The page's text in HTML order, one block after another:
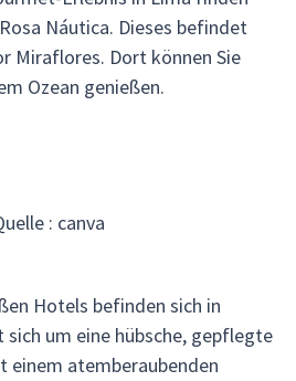
Náutica. Dieses befindet
Miraflores. Dort können Sie
Ozean genießen.
: canva
Hotels befinden sich in
sich um eine hübsche, gepflegte
einem atemberaubenden